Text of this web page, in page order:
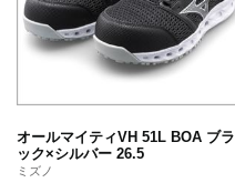
オールマイティVH 51L BOA ブラ
ック×シルバー 26.5
ミズノ